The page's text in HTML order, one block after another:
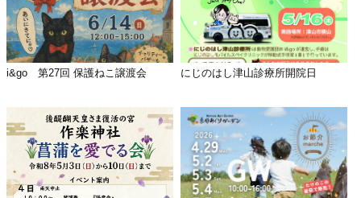
i&go 第27回 保護ねこ譲渡会 にじのはし津山診療所開院日